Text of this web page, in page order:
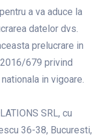
a va aduce la
datelor dvs.
prelucrare in
679 privind
in vigoare.
SRL, cu
36-38, Bucuresti,